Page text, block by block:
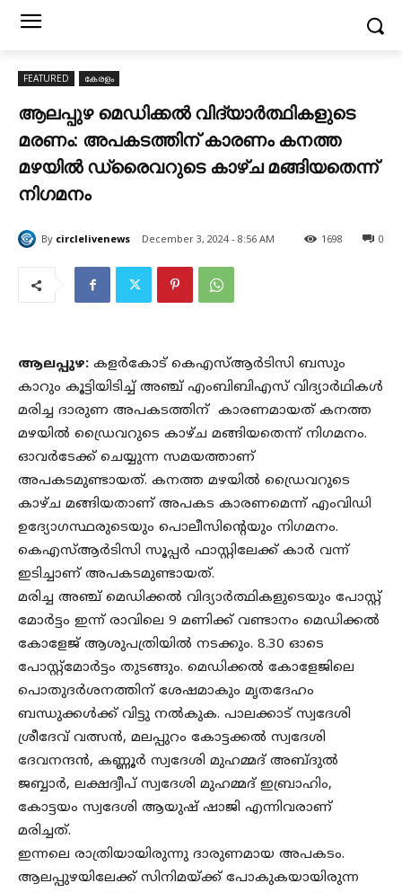
FEATURED കേരളം
ആലപ്പുഴ മെഡിക്കൽ വിദ്യാർത്ഥികളുടെ
മരണം: അപകടത്തിന് കാരണം കനത്ത
മഴയിൽ ഡ്രൈവറുടെ കാഴ്ച മങ്ങിയതെന്ന്
നിഗമനം
By circlelivenews December 3, 2024 - 8:56 AM 0
1698
ആലപ്പുഴ: കളർകോട് കെഎസ്ആർടിസി ബസും
കാറും കൂട്ടിയിടിച്ച് അഞ്ച് എംബിബിഎസ് വിദ്യാർഥികൾ
മരിച്ച ദാരുണ അപകടത്തിന് കാരണമായത് കനത്ത
മഴയിൽ ഡ്രൈവറുടെ കാഴ്ച മങ്ങിയതെന്ന് നിഗമനം.
ഓവർടേക്ക് ചെയ്യുന്ന സമയത്താണ്
അപകടമുണ്ടായത്. കനത്ത മഴയിൽ ഡ്രൈവറുടെ
കാഴ്ച മങ്ങിയതാണ് അപകട കാരണമെന്ന് എംവിഡി
ഉദ്യോഗസ്ഥരുടെയും പൊലീസിന്റെയും നിഗമനം.
കെഎസ്ആർടിസി സൂപ്പർ ഫാസ്റ്റിലേക്ക് കാർ വന്ന്
ഇടിച്ചാണ് അപകടമുണ്ടായത്.
മരിച്ച അഞ്ച് മെഡിക്കൽ വിദ്യാർത്ഥികളുടെയും പോസ്റ്റ്‌
മോർട്ടം ഇന്ന് രാവിലെ 9 മണിക്ക് വണ്ടാനം മെഡിക്കൽ
കോളേജ് ആശുപത്രിയിൽ നടക്കും. 8.30 ഓടെ
പോസ്റ്റ്‌മോർട്ടം തുടങ്ങും. മെഡിക്കൽ കോളേജിലെ
പൊതുദർശനത്തിന് ശേഷമാകും മൃതദേഹം
ബന്ധുക്കൾക്ക് വിട്ടു നൽകുക. പാലക്കാട് സ്വദേശി
ശ്രീദേവ് വത്സൻ, മലപ്പുറം കോട്ടക്കൽ സ്വദേശി
ദേവനന്ദൻ, കണ്ണൂർ സ്വദേശി മുഹമ്മദ് അബ്ദുൽ
ജബ്ബാർ, ലക്ഷദ്വീപ് സ്വദേശി മുഹമ്മദ് ഇബ്രാഹിം,
കോട്ടയം സ്വദേശി ആയുഷ് ഷാജി എന്നിവരാണ്
മരിച്ചത്.
ഇന്നലെ രാത്രിയായിരുന്നു ദാരുണമായ അപകടം.
ആലപ്പുഴയിലേക്ക് സിനിമയ്ക്ക് പോകുകയായിരുന്ന